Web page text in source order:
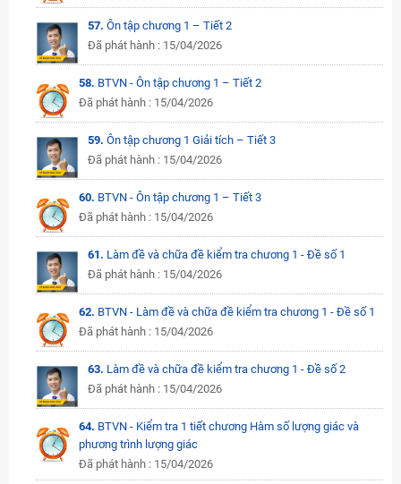
57. Ôn tập chương 1 – Tiết 2
Đã phát hành : 15/04/2026
58. BTVN - Ôn tập chương 1 – Tiết 2
Đã phát hành : 15/04/2026
59. Ôn tập chương 1 Giải tích – Tiết 3
Đã phát hành : 15/04/2026
60. BTVN - Ôn tập chương 1 – Tiết 3
Đã phát hành : 15/04/2026
61. Làm đề và chữa đề kiểm tra chương 1 - Đề số 1
Đã phát hành : 15/04/2026
62. BTVN - Làm đề và chữa đề kiểm tra chương 1 - Đề số 1
Đã phát hành : 15/04/2026
63. Làm đề và chữa đề kiểm tra chương 1 - Đề số 2
Đã phát hành : 15/04/2026
64. BTVN - Kiểm tra 1 tiết chương Hàm số lượng giác và
phương trình lượng giác
Đã phát hành : 15/04/2026